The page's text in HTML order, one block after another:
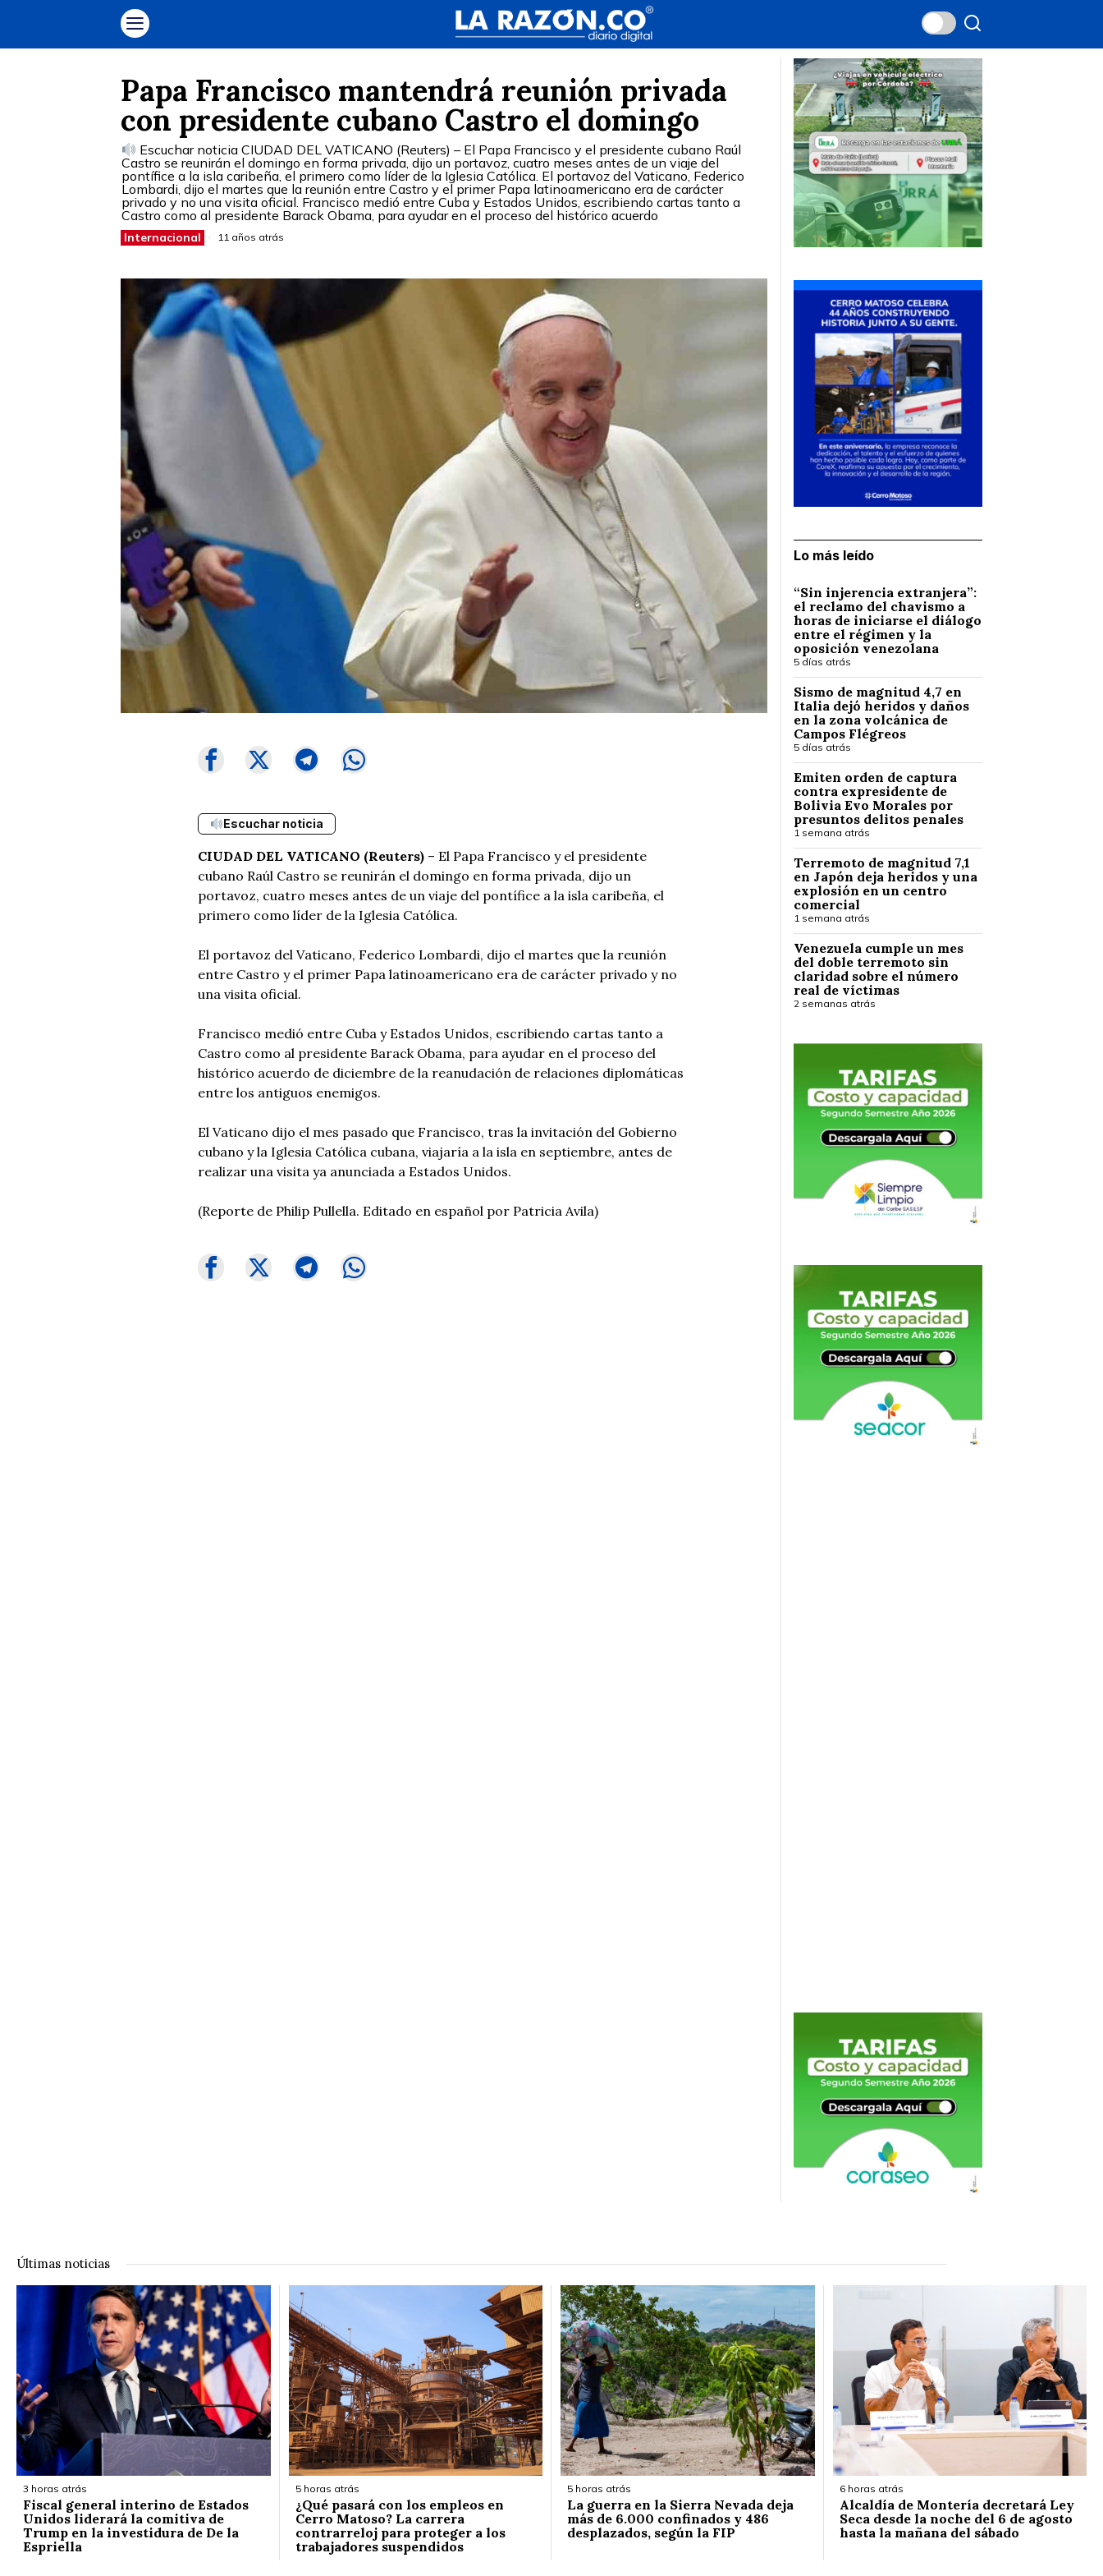
Papa Francisco mantendrá reunión privada
con presidente cubano Castro el domingo
Escuchar noticia CIUDAD DEL VATICANO (Reuters) – El Papa Francisco y el presidente cubano Raúl
Castro se reunirán el domingo en forma privada, dijo un portavoz, cuatro meses antes de un viaje del
pontífice a la isla caribeña, el primero como líder de la Iglesia Católica. El portavoz del Vaticano, Federico
Lombardi, dijo el martes que la reunión entre Castro y el primer Papa latinoamericano era de carácter
privado y no una visita oficial. Francisco medió entre Cuba y Estados Unidos, escribiendo cartas tanto a
Castro como al presidente Barack Obama, para ayudar en el proceso del histórico acuerdo
Internacional 11 años atrás
Escuchar noticia
CIUDAD DEL VATICANO (Reuters) – El Papa Francisco y el presidente
cubano Raúl Castro se reunirán el domingo en forma privada, dijo un
portavoz, cuatro meses antes de un viaje del pontífice a la isla caribeña, el
primero como líder de la Iglesia Católica.
El portavoz del Vaticano, Federico Lombardi, dijo el martes que la reunión
entre Castro y el primer Papa latinoamericano era de carácter privado y no
una visita oficial.
Francisco medió entre Cuba y Estados Unidos, escribiendo cartas tanto a
Castro como al presidente Barack Obama, para ayudar en el proceso del
histórico acuerdo de diciembre de la reanudación de relaciones diplomáticas
entre los antiguos enemigos.
El Vaticano dijo el mes pasado que Francisco, tras la invitación del Gobierno
cubano y la Iglesia Católica cubana, viajaría a la isla en septiembre, antes de
realizar una visita ya anunciada a Estados Unidos.
(Reporte de Philip Pullella. Editado en español por Patricia Avila)
Lo más leído
“Sin injerencia extranjera”:
el reclamo del chavismo a
horas de iniciarse el diálogo
entre el régimen y la
oposición venezolana
5 días atrás
Sismo de magnitud 4,7 en
Italia dejó heridos y daños
en la zona volcánica de
Campos Flégreos
5 días atrás
Emiten orden de captura
contra expresidente de
Bolivia Evo Morales por
presuntos delitos penales
1 semana atrás
Terremoto de magnitud 7,1
en Japón deja heridos y una
explosión en un centro
comercial
1 semana atrás
Venezuela cumple un mes
del doble terremoto sin
claridad sobre el número
real de víctimas
2 semanas atrás
Últimas noticias
3 horas atrás
Fiscal general interino de Estados
Unidos liderará la comitiva de
Trump en la investidura de De la
Espriella
5 horas atrás
¿Qué pasará con los empleos en
Cerro Matoso? La carrera
contrarreloj para proteger a los
trabajadores suspendidos
5 horas atrás
La guerra en la Sierra Nevada deja
más de 6.000 confinados y 486
desplazados, según la FIP
6 horas atrás
Alcaldía de Montería decretará Ley
Seca desde la noche del 6 de agosto
hasta la mañana del sábado